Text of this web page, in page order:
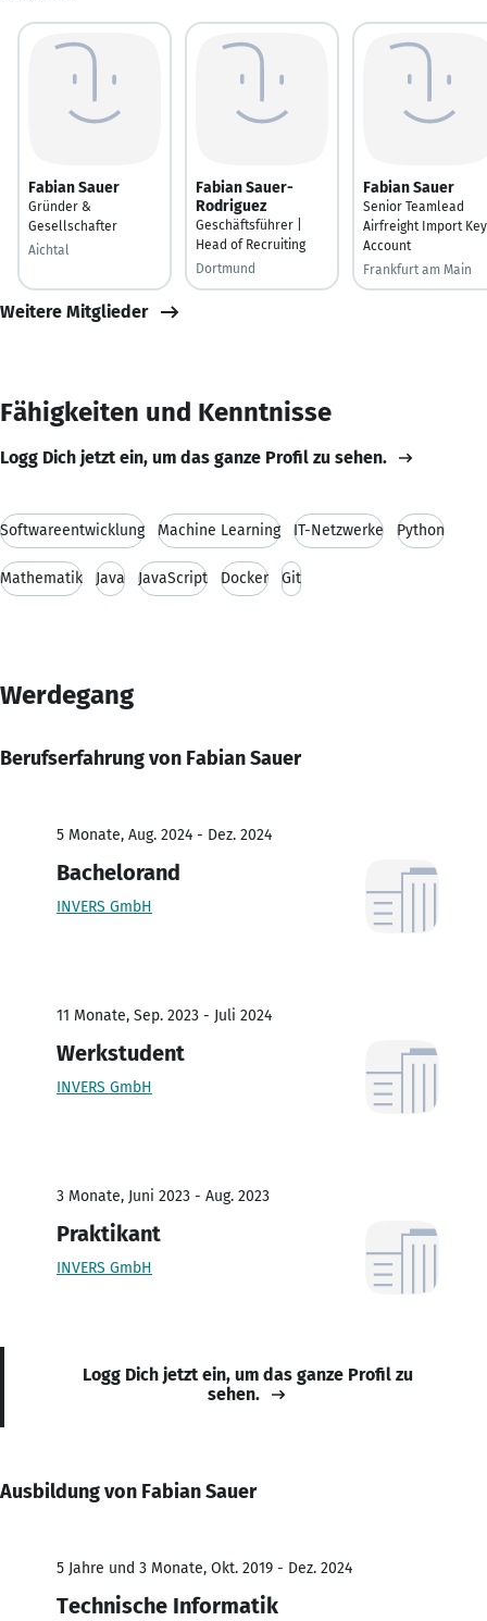
Fabian Sauer
Gründer &
Gesellschafter
Aichtal
Fabian Sauer-
Rodriguez
Geschäftsführer |
Head of Recruiting
Dortmund
Fabian Sauer
Senior Teamlead
Airfreight Import Key
Account
Frankfurt am Main
Weitere Mitglieder
Fähigkeiten und Kenntnisse
Logg Dich jetzt ein, um das ganze Profil zu sehen.
Softwareentwicklung Machine Learning IT-Netzwerke Python
Mathematik Java JavaScript Docker Git
Werdegang
Berufserfahrung von Fabian Sauer
5 Monate, Aug. 2024 - Dez. 2024
Bachelorand
INVERS GmbH
11 Monate, Sep. 2023 - Juli 2024
Werkstudent
INVERS GmbH
3 Monate, Juni 2023 - Aug. 2023
Praktikant
INVERS GmbH
Logg Dich jetzt ein, um das ganze Profil zu
sehen.
Ausbildung von Fabian Sauer
5 Jahre und 3 Monate, Okt. 2019 - Dez. 2024
Technische Informatik